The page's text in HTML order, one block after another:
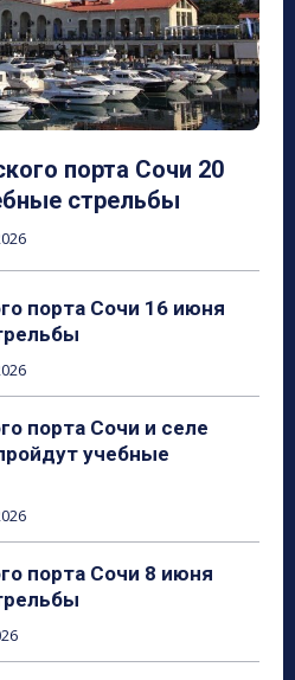
порта Сочи 20
стрельбы
порта Сочи 16 июня
порта Сочи и селе
учебные
порта Сочи 8 июня